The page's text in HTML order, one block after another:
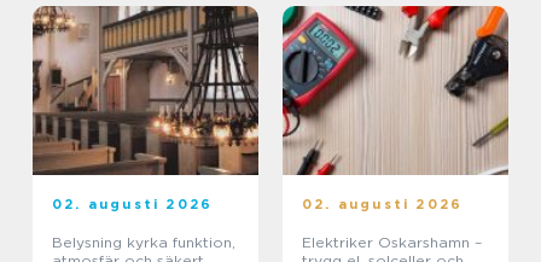
02. augusti 2026
Belysning kyrka funktion,
02. augusti 2026
Elektriker Oskarshamn –